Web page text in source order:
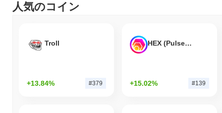
人気のコイン
Troll
+13.84% #379
HEX (Pulsechain)
+15.02% #139